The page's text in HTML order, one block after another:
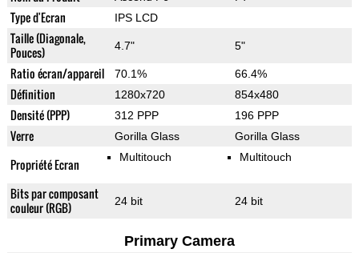
Type d'Ecran IPS LCD
Taille (Diagonale,
Pouces)
4.7" 5"
Ratio écran/appareil 70.1% 66.4%
Définition 1280x720 854x480
Densité (PPP) 312 PPP 196 PPP
Verre Gorilla Glass Gorilla Glass
Propriété Ecran Multitouch Multitouch
Bits par composant
couleur (RGB)
24 bit 24 bit
Primary Camera